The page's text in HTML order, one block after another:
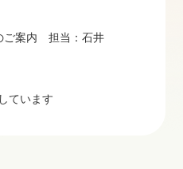
ご案内 担当：石井
ています